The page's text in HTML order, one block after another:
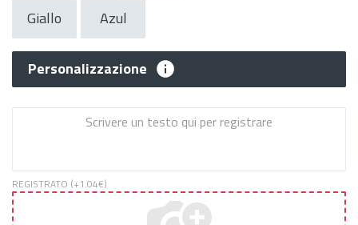
Giallo Azul
Personalizzazione
REGISTRATO (+1.04€)